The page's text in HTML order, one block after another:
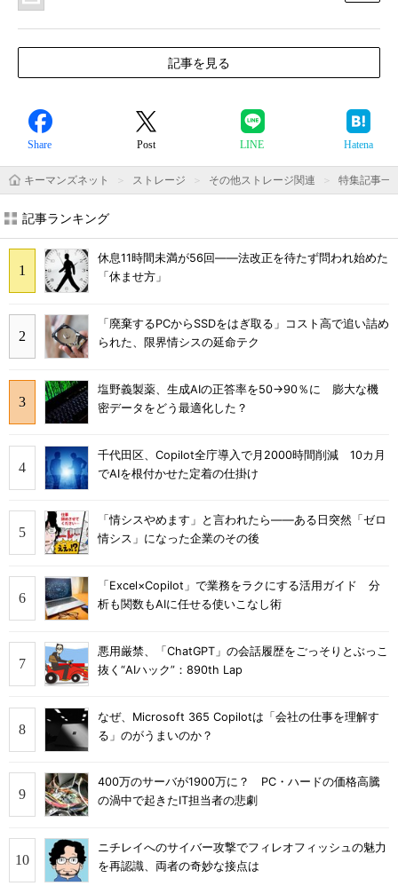
記事を見る
Share Post LINE Hatena
キーマンズネット ストレージ その他ストレージ関連 特集記事一
記事ランキング
休息11時間未満が56回――法改正を待たず問われ始めた
「休ませ方」
「廃棄するPCからSSDをはぎ取る」コスト高で追い詰め
られた、限界情シスの延命テク
塩野義製薬、生成AIの正答率を50→90％に 膨大な機
密データをどう最適化した？
千代田区、Copilot全庁導入で月2000時間削減 10カ月
でAIを根付かせた定着の仕掛け
「情シスやめます」と言われたら――ある日突然「ゼロ
情シス」になった企業のその後
「Excel×Copilot」で業務をラクにする活用ガイド 分
析も関数もAIに任せる使いこなし術
悪用厳禁、「ChatGPT」の会話履歴をごっそりとぶっこ
抜く“AIハック”：890th Lap
なぜ、Microsoft 365 Copilotは「会社の仕事を理解す
る」のがうまいのか？
400万のサーバが1900万に？ PC・ハードの価格高騰
の渦中で起きたIT担当者の悲劇
ニチレイへのサイバー攻撃でフィレオフィッシュの魅力
を再認識、両者の奇妙な接点は